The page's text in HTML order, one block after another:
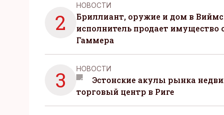
2
НОВОСТИ
Бриллиант, оружие и дом в
исполнитель продает
Гаммера
3 НОВОСТИ
Эстонские акулы рынка
торговый центр в Риге